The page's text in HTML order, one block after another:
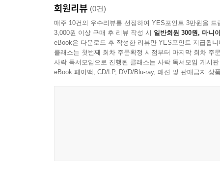
회원리뷰 (0건)
매주 10건의 우수리뷰를 선정하여 YES포인트 3만원을 드
3,000원 이상 구매 후 리뷰 작성 시 일반회원 300원, 마니
eBook은 다운로드 후 작성한 리뷰만 YES포인트 지급됩니
클래스는 첫번째 회차 주문확정 시점부터 마지막 회차 주
사락 독서모임으로 진행된 클래스는 사락 독서모임 게시
eBook 페이백, CD/LP, DVD/Blu-ray, 패션 및 판매금지 상